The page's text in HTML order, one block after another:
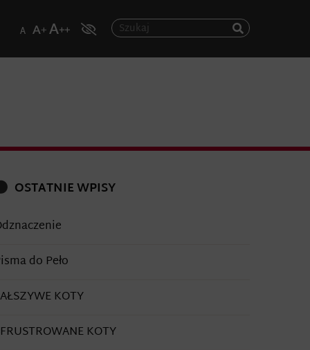
OSTATNIE WPISY
do Peło
KOTY
KOTY